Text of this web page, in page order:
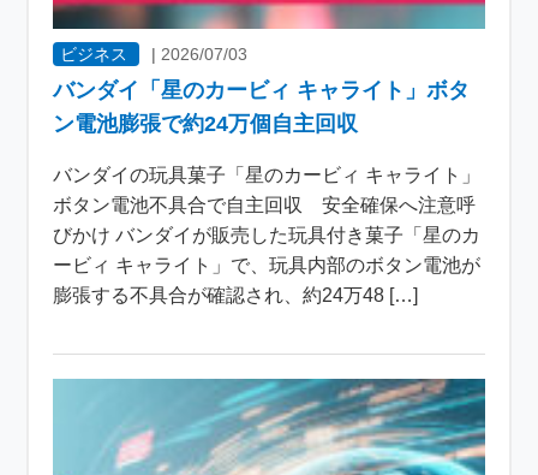
ビジネス | 2026/07/03
バンダイ「星のカービィ キャライト」ボタ
ン電池膨張で約24万個自主回収
バンダイの玩具菓子「星のカービィ キャライト」
ボタン電池不具合で自主回収 安全確保へ注意呼
びかけ バンダイが販売した玩具付き菓子「星のカ
ービィ キャライト」で、玩具内部のボタン電池が
膨張する不具合が確認され、約24万48 […]